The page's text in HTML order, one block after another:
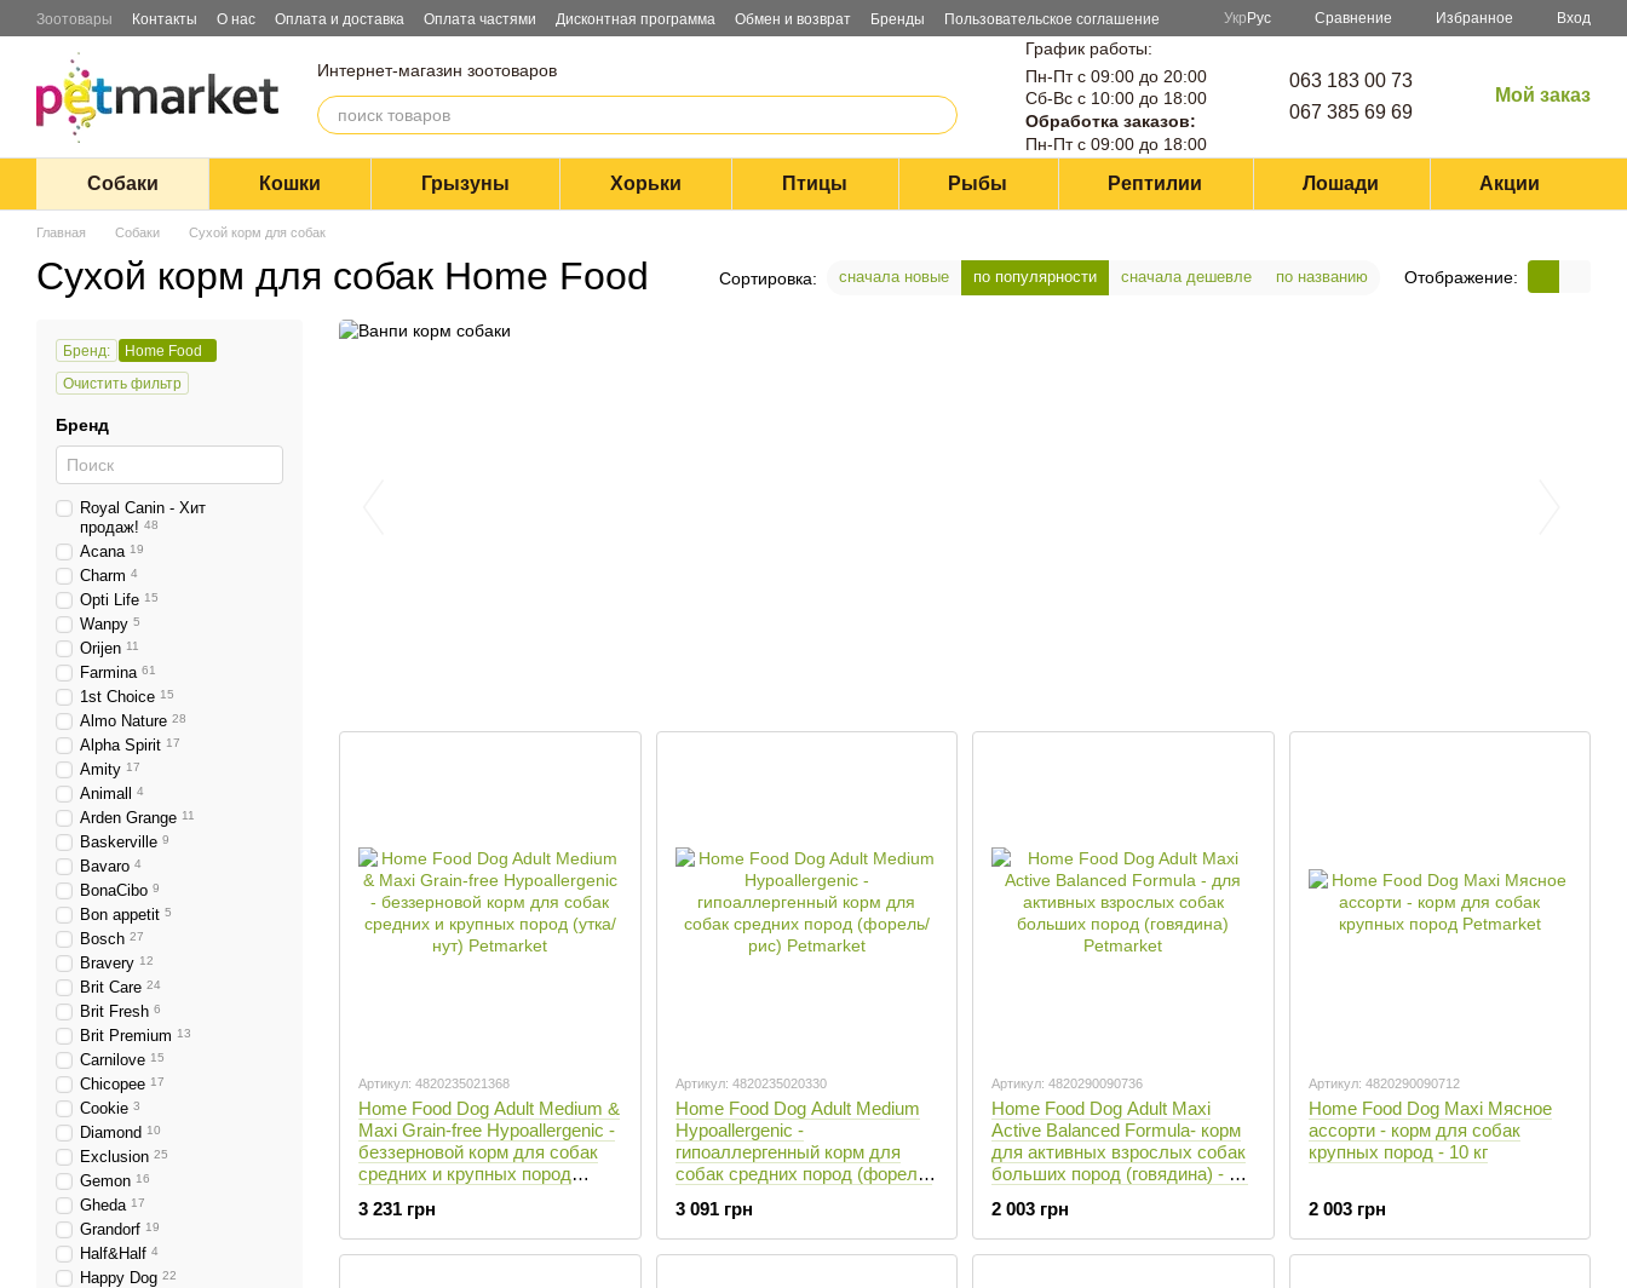
Перейти к основному контенту
Зоотовары Контакты О нас Оплата и доставка Оплата частями Дисконтная программа Обмен и возврат Бренды
Пользовательское соглашение
Укр Рус Сравнение Избранное Вход
Интернет-магазин зоотоваров
График работы:
Пн-Пт с 09:00 до 20:00
Сб-Вс с 10:00 до 18:00
Обработка заказов:
Пн-Пт с 09:00 до 18:00
063 183 00 73
067 385 69 69
Мой заказ
Собаки Кошки Грызуны Хорьки Птицы Рыбы Рептилии Лошади Акции
Главная Собаки Сухой корм для собак
Сухой корм для собак Home Food Сортировка: сначала новые по популярности сначала дешевле по названию Отображение:
Артикул: 4820235021368
Home Food Dog Adult Medium &
Maxi Grain-free Hypoallergenic -
беззерновой корм для собак
средних и крупных пород
3 231 грн
Артикул: 4820235020330
Home Food Dog Adult Medium
Hypoallergenic -
гипоаллергенный корм для
собак средних пород (форель/
3 091 грн
Артикул: 4820290090736
Home Food Dog Adult Maxi
Active Balanced Formula- корм
для активных взрослых собак
больших пород (говядина) - 10
2 003 грн
Артикул: 4820290090712
Home Food Dog Maxi Мясное
ассорти - корм для собак
крупных пород - 10 кг
2 003 грн
Бренд:
Home Food
Очистить фильтр
Бренд
Royal Canin - Хит
продаж! 48
Acana 19
Charm 4
Opti Life 15
Wanpy 5
Orijen 11
Farmina 61
1st Choice 15
Almo Nature 28
Alpha Spirit 17
Amity 17
Animall 4
Arden Grange 11
Baskerville 9
Bavaro 4
BonaCibo 9
Bon appetit 5
Bosch 27
Bravery 12
Brit Care 24
Brit Fresh 6
Brit Premium 13
Carnilove 15
Chicopee 17
Cookie 3
Diamond 10
Exclusion 25
Gemon 16
Gheda 17
Grandorf 19
Half&Half 4
Happy Dog 22